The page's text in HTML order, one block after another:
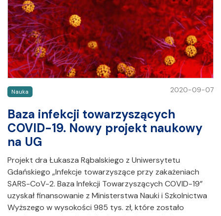
Nauka 2020-09-07
Baza infekcji towarzyszących
COVID-19. Nowy projekt naukowy
na UG
Projekt dra Łukasza Rąbalskiego z Uniwersytetu
Gdańskiego „Infekcje towarzyszące przy zakażeniach
SARS-CoV-2. Baza Infekcji Towarzyszących COVID-19”
uzyskał finansowanie z Ministerstwa Nauki i Szkolnictwa
Wyższego w wysokości 985 tys. zł, które zostało